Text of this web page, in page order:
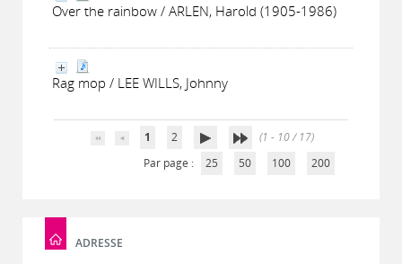
Over the rainbow / ARLEN, Harold (1905-1986)
Rag mop / LEE WILLS, Johnny
1 2
(1 - 10 / 17)
Par page :
25 50 100 200
ADRESSE